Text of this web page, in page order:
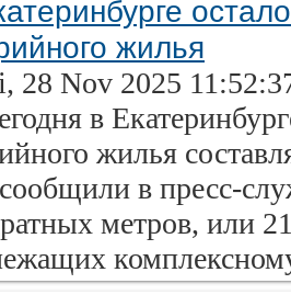
жилья
28 Nov 2025
в
жилья
в пресс-
метров, или